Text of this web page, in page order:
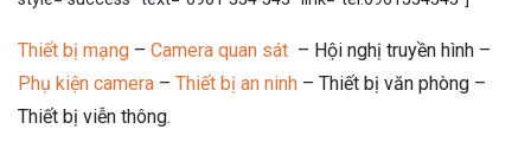
Thiết bị mạng – Camera quan sát – Hội nghị truyền hình –
Phụ kiện camera – Thiết bị an ninh – Thiết bị văn phòng –
Thiết bị viễn thông.